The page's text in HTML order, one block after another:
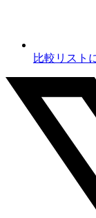
比較リスト